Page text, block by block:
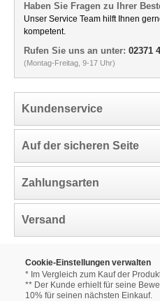
Haben Sie Fragen zu Ihrer
Unser Service Team hilft Ihnen
kompetent.
Rufen Sie uns an unter: 02371
(Montag-Freitag, 9-17 Uhr)
Kundenservice
Auf der sicheren Seite
Zahlungsarten
Versand
Cookie-Einstellungen verwalten
* Im Vergleich zum Kauf der
** Der Kunde erhielt für seine
10% für seinen nächsten Einkauf.